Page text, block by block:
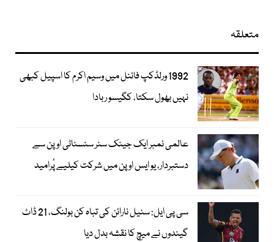
متعلقہ
1992 ورلڈکپ فائنل میں وسیم اکرم کا اسپیل کبھی
نہیں بھول سکتا، کگیسو ربادا
عالمی نمبر ایک جینک سنر سنسناٹی اوپن سے
دستبردار، یو ایس اوپن میں شرکت کیلیے پُرامید
سی پی ایل: سنیل نارائن کی تباہ کن بولنگ، 21 ڈاٹ
گیندوں نے میچ کا نقشہ بدل دیا